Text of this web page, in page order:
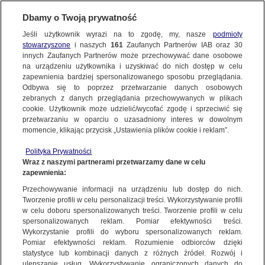
FAKTY | FAKTY PO POŁUDNIU
Alan kocha piłkę, grozi mu amputacja. Jest szansa na leczenie, brakuje
pieniędzy
NAJNOWSZE
ZOBACZ FAKTY
FAKTY PO FAKTACH
FAKTY O ŚWIECIE
WIĘCEJ
KANAŁY
Dzień dobry!
Jedno konto do wszystkich usług
Dbamy o Twoją prywatność
Jeśli użytkownik wyrazi na to zgodę, my, nasze podmioty
stowarzyszone i naszych 161Zaufanych Partnerów IAB oraz 30
innych Zaufanych Partnerów może przechowywać dane osobowe
na urządzeniu użytkownika i uzyskiwać do nich dostęp w celu
zapewnienia bardziej spersonalizowanego sposobu przeglądania.
Odbywa się to poprzez przetwarzanie danych osobowych
zebranych z danych przeglądania przechowywanych w plikach
cookie. Użytkownik może udzielić/wycofać zgodę i sprzeciwić się
przetwarzaniu w oparciu o uzasadniony interes w dowolnym
momencie, klikając przycisk „Ustawienia plików cookie i reklam”.
Polityka Prywatności
Wraz z naszymi partnerami przetwarzamy dane w celu
zapewnienia:
Przechowywanie informacji na urządzeniu lub dostęp do nich.
Tworzenie profili w celu personalizacji treści. Wykorzystywanie profili
w celu doboru spersonalizowanych treści. Tworzenie profili w celu
spersonalizowanych reklam. Pomiar efektywności treści.
Wykorzystanie profili do wyboru spersonalizowanych reklam.
Pomiar efektywności reklam. Rozumienie odbiorców dzięki
statystyce lub kombinacji danych z różnych źródeł. Rozwój i